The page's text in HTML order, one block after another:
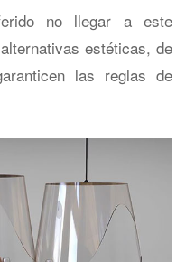
no llegar a este
estéticas, de
las reglas de